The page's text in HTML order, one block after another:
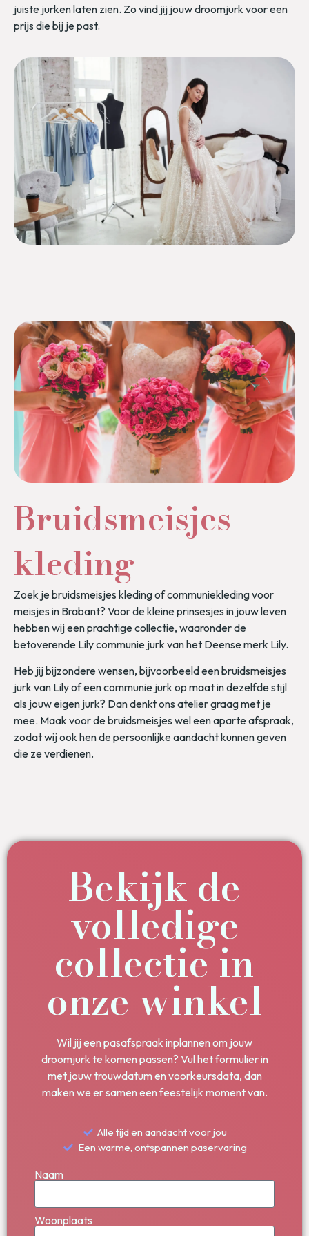
juiste jurken laten zien. Zo vind jij jouw droomjurk voor een
prijs die bij je past.
Bruidsmeisjes
kleding​
Zoek je bruidsmeisjes kleding of communiekleding voor
meisjes in Brabant? Voor de kleine prinsesjes in jouw leven
hebben wij een prachtige collectie, waaronder de
betoverende Lily communie jurk van het Deense merk Lily.
Heb jij bijzondere wensen, bijvoorbeeld een bruidsmeisjes
jurk van Lily of een communie jurk op maat in dezelfde stijl
als jouw eigen jurk? Dan denkt ons atelier graag met je
mee. Maak voor de bruidsmeisjes wel een aparte afspraak,
zodat wij ook hen de persoonlijke aandacht kunnen geven
die ze verdienen.
Bekijk de
volledige
collectie in
onze winkel
Wil jij een pasafspraak inplannen om jouw
droomjurk te komen passen? Vul het formulier in
met jouw trouwdatum en voorkeursdata, dan
maken we er samen een feestelijk moment van.
Alle tijd en aandacht voor jou
Een warme, ontspannen paservaring
Naam
Woonplaats